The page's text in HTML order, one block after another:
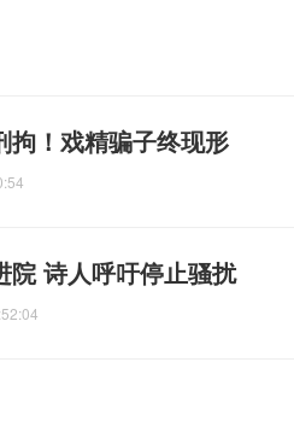
拘！戏精骗子终现形
院 诗人呼吁停止骚扰